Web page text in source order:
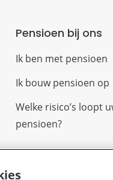
Pensioen bij ons
Ik ben met pensioen
Ik bouw pensioen op
Welke risico’s loopt
pensioen?